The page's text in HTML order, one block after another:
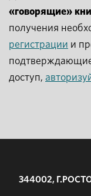
«говорящие»
получения
регистрации и
подтверждающие
доступ,
344002,